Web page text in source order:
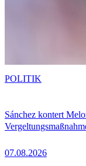
Sánchez kontert
07.08.2026
POLITIK